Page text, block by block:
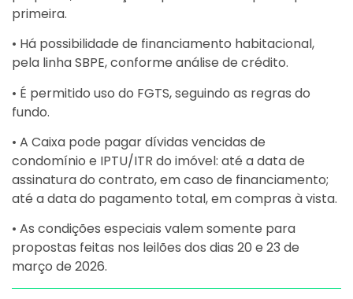
primeira.
• Há possibilidade de financiamento habitacional,
pela linha SBPE, conforme análise de crédito.
• É permitido uso do FGTS, seguindo as regras do
fundo.
• A Caixa pode pagar dívidas vencidas de
condomínio e IPTU/ITR do imóvel: até a data de
assinatura do contrato, em caso de financiamento;
até a data do pagamento total, em compras à vista.
• As condições especiais valem somente para
propostas feitas nos leilões dos dias 20 e 23 de
março de 2026.